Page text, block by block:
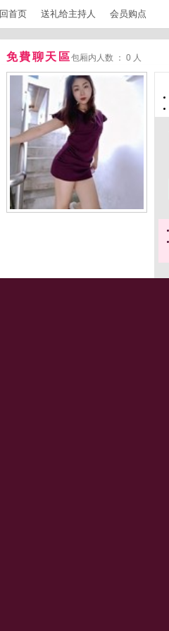
回首页 送礼给主持人 会员购点
免費聊天區包厢内人数 ： 0 人